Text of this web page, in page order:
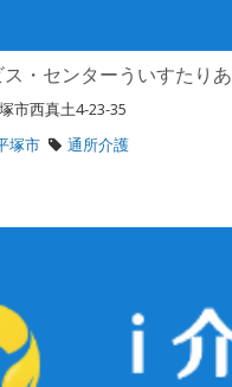
・センターういすたりあ
市西真土4-23-35
塚市
通所介護